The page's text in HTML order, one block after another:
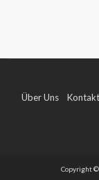
Über Uns Kontakt
Copyright